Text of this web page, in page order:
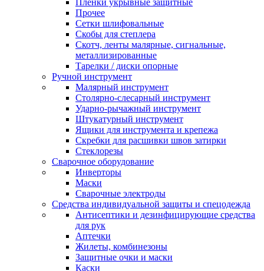
Пленки укрывные защитные
Прочее
Сетки шлифовальные
Скобы для степлера
Скотч, ленты малярные, сигнальные,
металлизированные
Тарелки / диски опорные
Ручной инструмент
Малярный инструмент
Столярно-слесарный инструмент
Ударно-рычажный инструмент
Штукатурный инструмент
Ящики для инструмента и крепежа
Скребки для расшивки швов затирки
Стеклорезы
Сварочное оборудование
Инверторы
Маски
Сварочные электроды
Средства индивидуальной защиты и спецодежда
Антисептики и дезинфицирующие средства
для рук
Аптечки
Жилеты, комбинезоны
Защитные очки и маски
Каски